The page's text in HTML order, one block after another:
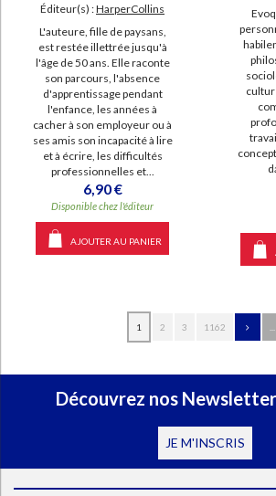
Éditeur(s) :HarperCollins
L'auteure, fille de paysans,
est restée illettrée jusqu'à
l'âge de 50 ans. Elle raconte
son parcours, l'absence
d'apprentissage pendant
l'enfance, les années à
cacher à son employeur ou à
ses amis son incapacité à lire
et à écrire, les difficultés
professionnelles et...
6,90 €
Disponible chez l'éditeur
AJOUTER AU PANIER
1 2 3 1162
Découvrez nos
JE M'INSCRIS